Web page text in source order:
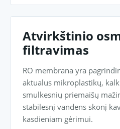
Atvirkštinio
filtravimas
RO membrana yra
aktualus mikroplastikų,
smulkesnių priemaišų
stabilesnį vandens skonį
kasdieniam gėrimui.